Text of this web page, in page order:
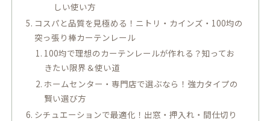
しい使い方
コスパと品質を見極める！ニトリ・カインズ・100均の
突っ張り棒カーテンレール
100均で理想のカーテンレールが作れる？知ってお
きたい限界＆使い道
ホームセンター・専門店で選ぶなら！強力タイプの
賢い選び方
シチュエーションで最適化！出窓・押入れ・間仕切り